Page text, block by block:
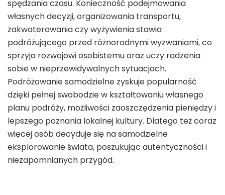
spędzania czasu. Konieczność podejmowania
własnych decyzji, organizowania transportu,
zakwaterowania czy wyżywienia stawia
podróżującego przed różnorodnymi wyzwaniami, co
sprzyja rozwojowi osobistemu oraz uczy radzenia
sobie w nieprzewidywalnych sytuacjach.
Podróżowanie samodzielne zyskuje popularność
dzięki pełnej swobodzie w kształtowaniu własnego
planu podróży, możliwości zaoszczędzenia pieniędzy i
lepszego poznania lokalnej kultury. Dlatego też coraz
więcej osób decyduje się na samodzielne
eksplorowanie świata, poszukując autentyczności i
niezapomnianych przygód.